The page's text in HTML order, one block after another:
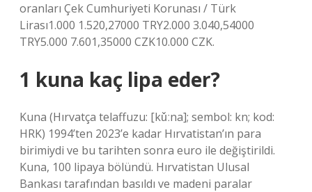
oranları Çek Cumhuriyeti Korunası / Türk
Lirası1.000 1.520,27000 TRY2.000 3.040,54000
TRY5.000 7.601,35000 CZK10.000 CZK.
1 kuna kaç lipa eder?
Kuna (Hırvatça telaffuzu: [kǔːna]; sembol: kn; kod:
HRK) 1994’ten 2023’e kadar Hırvatistan’ın para
birimiydi ve bu tarihten sonra euro ile değiştirildi.
Kuna, 100 lipaya bölündü. Hırvatistan Ulusal
Bankası tarafından basıldı ve madeni paralar